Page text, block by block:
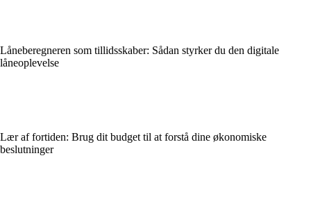
Låneberegneren som tillidsskaber: Sådan styrker du den digitale
låneoplevelse
Lær af fortiden: Brug dit budget til at forstå dine økonomiske
beslutninger